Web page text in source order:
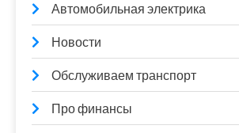
Автомобильная электрика
Новости
Обслуживаем транспорт
Про финансы